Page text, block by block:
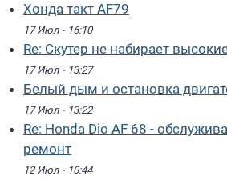
Хонда такт AF79
17 Июл - 16:10
Re: Скутер не набирает
17 Июл - 13:27
Белый дым и остановка
17 Июл - 13:22
Re: Honda Dio AF 68 -
ремонт
12 Июл - 10:44